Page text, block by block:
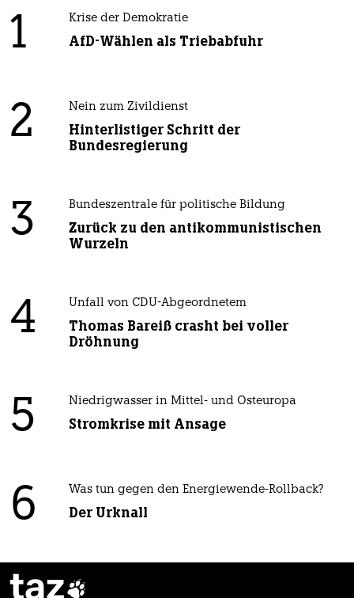
1 Krise der Demokratie
AfD-Wählen als Triebabfuhr
2 Nein zum Zivildienst
Hinterlistiger Schritt der
Bundesregierung
3 Bundeszentrale für politische Bildung
Zurück zu den antikommunistischen
Wurzeln
4 Unfall von CDU-Abgeordnetem
Thomas Bareiß crasht bei voller
Dröhnung
5 Niedrigwasser in Mittel- und Osteuropa
Stromkrise mit Ansage
6 Was tun gegen den Energiewende-Rollback?
Der Urknall
taz